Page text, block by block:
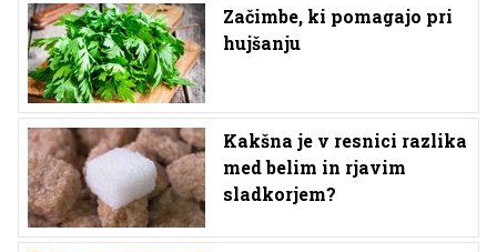
Začimbe, ki pomagajo pri
hujšanju
Kakšna je v resnici razlika
med belim in rjavim
sladkorjem?